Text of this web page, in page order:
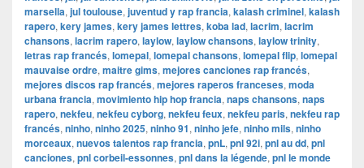
marsella, jul toulouse, juventud y rap francia, kalash criminel, kalash
rapero, kery james, kery james lettres, koba lad, lacrim, lacrim
chansons, lacrim rapero, laylow, laylow chansons, laylow trinity,
letras rap francés, lomepal, lomepal chansons, lomepal flip, lomepal
mauvaise ordre, maitre gims, mejores canciones rap francés,
mejores discos rap francés, mejores raperos franceses, moda
urbana francia, movimiento hip hop francia, naps chansons, naps
rapero, nekfeu, nekfeu cyborg, nekfeu feux, nekfeu paris, nekfeu rap
francés, ninho, ninho 2025, ninho 91, ninho jefe, ninho mils, ninho
morceaux, nuevos talentos rap francia, pnL, pnl 92i, pnl au dd, pnl
canciones, pnl corbeil-essonnes, pnl dans la légende, pnl le monde